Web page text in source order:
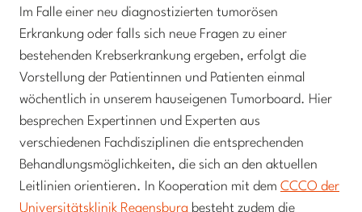
Im Falle einer neu diagnostizierten tumorösen
Erkrankung oder falls sich neue Fragen zu einer
bestehenden Krebserkrankung ergeben, erfolgt die
Vorstellung der Patientinnen und Patienten einmal
wöchentlich in unserem hauseigenen Tumorboard. Hier
besprechen Expertinnen und Experten aus
verschiedenen Fachdisziplinen die entsprechenden
Behandlungsmöglichkeiten, die sich an den aktuellen
Leitlinien orientieren. In Kooperation mit dem CCCO der
Universitätsklinik Regensburg besteht zudem die